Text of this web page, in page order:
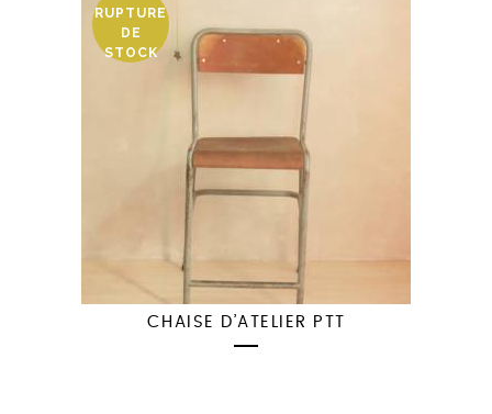
RUPTURE
DE
STOCK
CHAISE D’ATELIER PTT